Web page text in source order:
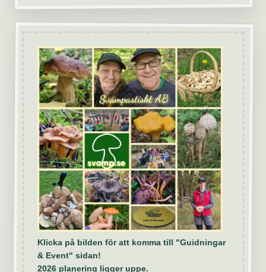
Klicka på bilden för att komma till "Guidningar
& Event" sidan!
2026 planering ligger uppe.